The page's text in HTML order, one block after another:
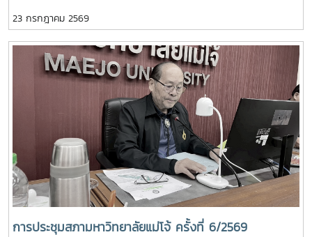
กิตติมศักดิ์ ครุยวิทยฐานะ และผลิตภัณฑ์มงคลที่เป็นตัวแทนแห่ง
ความสำเร็จของมหาวิทยาลัยร่วมกับชุมชน ในการนี้ รอง
ศาสตราจารย์ ดร.เทพ พงษ์พานิช นายกสภามหาวิทยาลัยแม่โจ้
นำคณะผู้บริหารมหาวิทยาลัยเข้าเฝ้าฯ ทูลเกล้าทูลกระหม่อมถวาย
ปริญญาดุษฎีบัณฑิตกิตติมศักดิ์ สาขาการพัฒนาภูมิสังคมอย่าง
ยั่งยืน แด่พระบาทสมเด็จพระเจ้าอยู่หัว เพื่อเฉลิมพระเกียรติคุณใน
พระวิสัยทัศน์และการพัฒนาประเทศอย่างยั่งยืน และทูลเกล้าทูล
กระหม่อมถวายปริญญาปรัชญาดุษฎีบัณฑิตกิตติมศักดิ์ สาขา
วิชาการจัดการการท่องเที่ยว (หลักสูตรนานาชาติ) พร้อมครุย
วิทยฐานะ แด่สมเด็จพระนางเจ้า ฯ พระบรมราชินี เพื่อ
เฉลิมพระเกียรติคุณที่ทรงสร้างแรงบันดาลใจให้เกิดการพัฒนา
แหล่งท่องเที่ยวเชิงวัฒนธรรม และขับเคลื่อนอุตสาหกรรมท่อง
เที่ยวไทยให้เป็นที่ประจักษ์ การทูลเกล้าทูลกระหม่อมถวายปริญญา
23 กรกฎาคม 2569
การประชุมสภามหาวิทยาลัยแม่โจ้ ครั้งที่ 6/2569